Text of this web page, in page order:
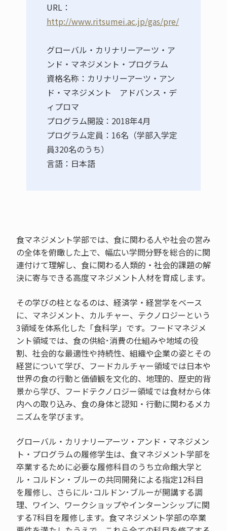
URL：
http://www.ritsumei.ac.jp/gas/pre/
グローバル・カリナリーアーツ・ア
ンド・マネジメント・プログラム
資格名称：カリナリーアーツ・アン
ド・マネジメント アドバンス・デ
ィプロマ
プログラム開設：2018年4月
プログラム定員：16名（学部入学定
員320名のうち）
言語：日本語
食マネジメント学部では、食に関わる人や社会の営み
の全体を俯瞰した上で、幅広い学問分野を総合的に関
連付けて理解し、食に関わる人類的・社会的課題の解
決に寄与できる高度マネジメント人材を育成します。
その学びの柱となるのは、経済学・経営学をベース
に、マネジメント、カルチャー、テクノロジーという
3領域を体系化した「食科学」です。フードマネジメ
ント領域では、食の供給･消費の仕組みや地域の役
割、社会的な最適性や持続性、組織や企業の姿とその
経営について学び、フードカルチャー領域では日本や
世界の食の行動と価値観を文化的、地理的、歴史的背
景から学び、フードテクノロジー領域では食材から体
内への取り込み、食の身体と認知・行動に関わるメカ
ニズムを学びます。
グローバル・カリナリーアーツ・アンド・マネジメン
ト・プログラムの履修学生は、食マネジメント学部を
卒業するために必要な履修科目のうち立命館大学と
ル・コルドン・ブルーの共同開発による指定12科目
を履修し、さらにル･コルドン･ブルーが開講する調
理、ワイン、ワークショップやインターンシップに関
する7科目を履修します。食マネジメント学部の卒業